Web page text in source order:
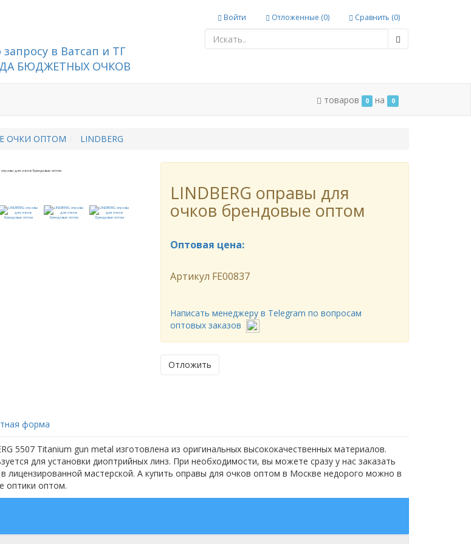
Войти Отложенные (0) Сравнить (0)
в Ватсап и ТГ
БЮДЖЕТНЫХ ОЧКОВ
товаров 0 на 0
ОЧКИ ОПТОМ LINDBERG
LINDBERG оправы для
очков брендовые оптом
Оптовая цена:
Артикул FE00837
Написать менеджеру в Telegram по вопросам
оптовых заказов
Отложить
форма
5507 Titanium gun metal изготовлена из оригинальных высококачественных материалов.
для установки диоптрийных линз. При необходимости, вы можете сразу у нас заказать
в лицензированной мастерской. А купить оправы для очков оптом в Москве недорого можно в
оптики оптом.